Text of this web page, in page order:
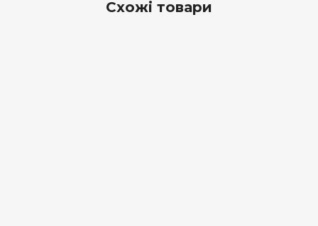
Схожі товари